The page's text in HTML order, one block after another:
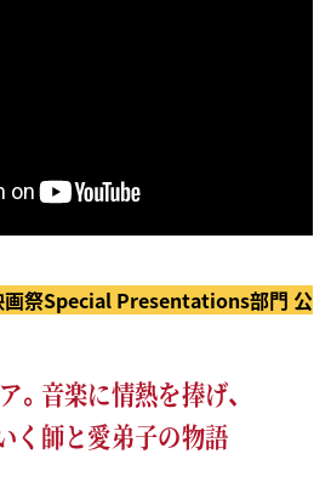
画祭Special Presentations部門 公
。音楽に情熱を捧げ、
く師と愛弟子の物語